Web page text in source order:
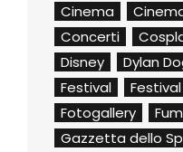
Cinema
Concerti
Disney
Dylan
Festival
Fotogallery
Gazzetta dello